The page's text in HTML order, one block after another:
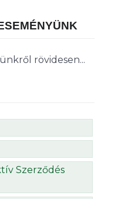
rövidesen...
Szerződés